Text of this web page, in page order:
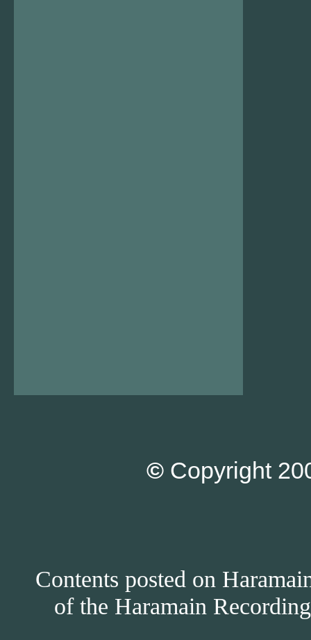
© Copyright
Contents posted on
of the Haramain